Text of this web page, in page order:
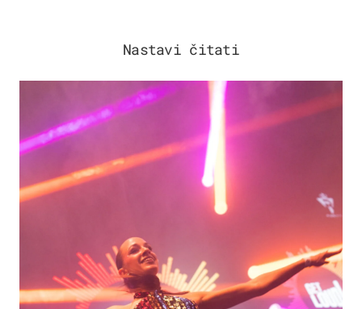
Nastavi čitati
KULTURA & ZABAVA